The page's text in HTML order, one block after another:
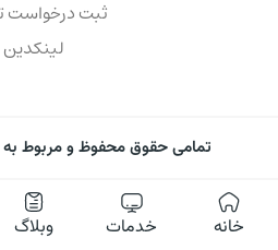
ثبت
لینکدین
تمامی حقوق محفوظ و مربوط به
خانه خدمات وبلاگ